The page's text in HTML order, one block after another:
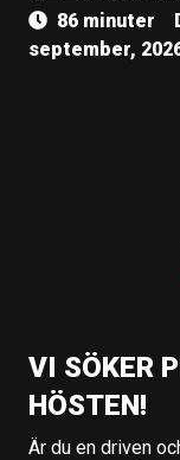
86 minuter
september,
VI SÖKER
HÖSTEN!
Är du en driven